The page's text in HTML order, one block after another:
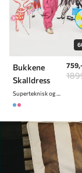
Bukkene
Skalldress
Superteknisk og slitesterk dress